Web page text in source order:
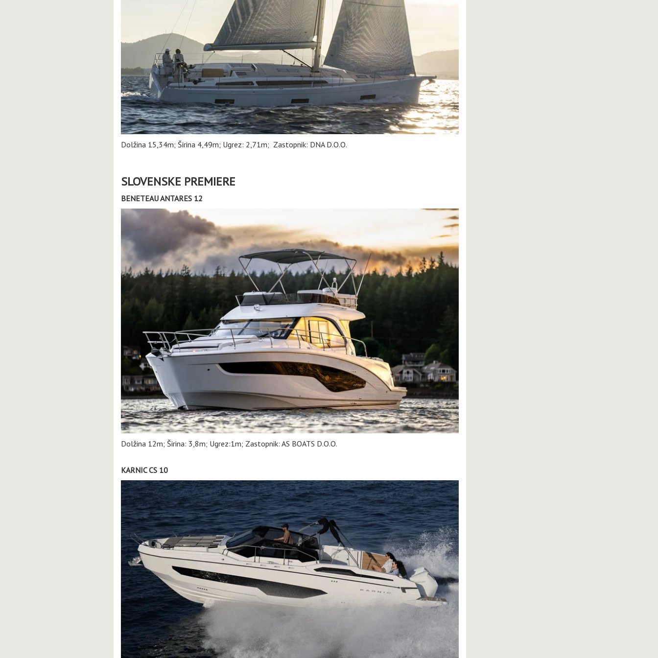
Dolžina 15,34m; Širina 4,49m; Ugrez: 2,71m; Zastopnik: DNA D.O.O.
SLOVENSKE PREMIERE
BENETEAU ANTARES 12
Dolžina 12m; Širina: 3,8m; Ugrez:1m; Zastopnik: AS BOATS D.O.O.
KARNIC CS 10